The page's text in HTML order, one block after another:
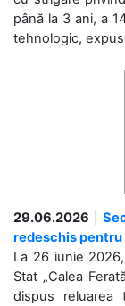
până la 3 ani, a
tehnologic,
29.06.2026
redeschis
La 26 iunie
Stat „Calea
dispus reluarea